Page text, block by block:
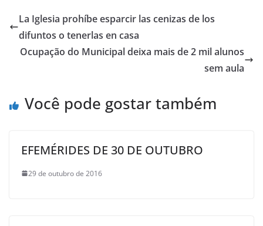
La Iglesia prohíbe esparcir las cenizas de los
difuntos o tenerlas en casa
Ocupação do Municipal deixa mais de 2 mil alunos
sem aula
Você pode gostar também
EFEMÉRIDES DE 30 DE OUTUBRO
29 de outubro de 2016